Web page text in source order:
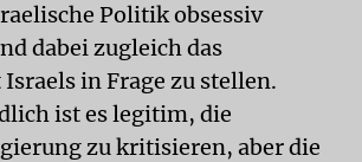
Politik obsessiv
dabei zugleich das
in Frage zu stellen.
ist es legitim, die
zu kritisieren, aber die